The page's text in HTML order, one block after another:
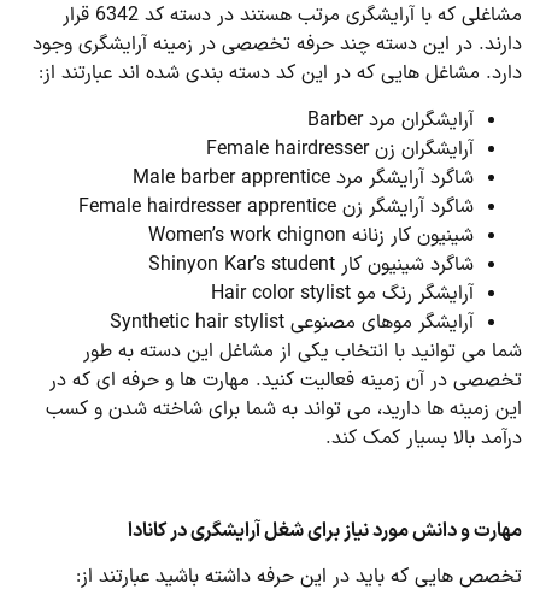
مشاغلی که با آرایشگری مرتب هستند در دسته کد 6342 قرار
دارند. در این دسته چند حرفه تخصصی در زمینه آرایشگری وجود
دارد. مشاغل هایی که در این کد دسته بندی شده اند عبارتند از:
آرایشگران مرد Barber
آرایشگران زن Female hairdresser
شاگرد آرایشگر مرد Male barber apprentice
شاگرد آرایشگر زن Female hairdresser apprentice
شینیون کار زنانه Women’s work chignon
شاگرد شینیون کار Shinyon Kar’s student
آرایشگر رنگ مو Hair color stylist
آرایشگر موهای مصنوعی Synthetic hair stylist
شما می توانید با انتخاب یکی از مشاغل این دسته به طور
تخصصی در آن زمینه فعالیت کنید. مهارت ها و حرفه ای که در
این زمینه ها دارید، می تواند به شما برای شاخته شدن و کسب
درآمد بالا بسیار کمک کند.
مهارت و دانش مورد نیاز برای شغل آرایشگری در کانادا
تخصص هایی که باید در این حرفه داشته باشید عبارتند از: